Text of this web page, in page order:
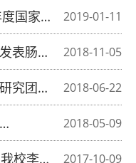
2019-01-11
国家科
2018-11-05
表肠道菌
2018-06-22
究团队发
2018-05-09
2017-10-09
校李国林